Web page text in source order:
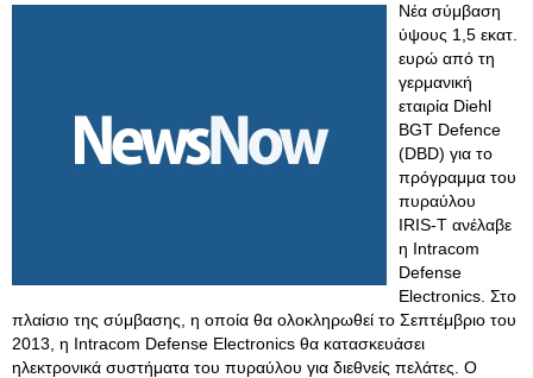
Νέα σύμβαση
ύψους 1,5 εκατ.
ευρώ από τη
γερμανική
εταιρία Diehl
BGT Defence
(DBD) για το
πρόγραμμα του
πυραύλου
IRIS-T ανέλαβε
η Intracom
Defense
Electronics. Στο
πλαίσιο της σύμβασης, η οποία θα ολοκληρωθεί το Σεπτέμβριο του
2013, η Intracom Defense Electronics θα κατασκευάσει
ηλεκτρονικά συστήματα του πυραύλου για διεθνείς πελάτες. Ο